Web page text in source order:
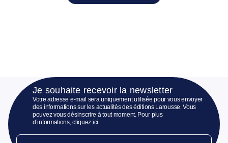
Je souhaite recevoir la newsletter
Votre adresse e-mail sera uniquement utilisée pour vous envoyer
des informations sur les actualités des éditions Larousse. Vous
pouvez vous désinscrire à tout moment. Pour plus
d’informations,cliquez ici.